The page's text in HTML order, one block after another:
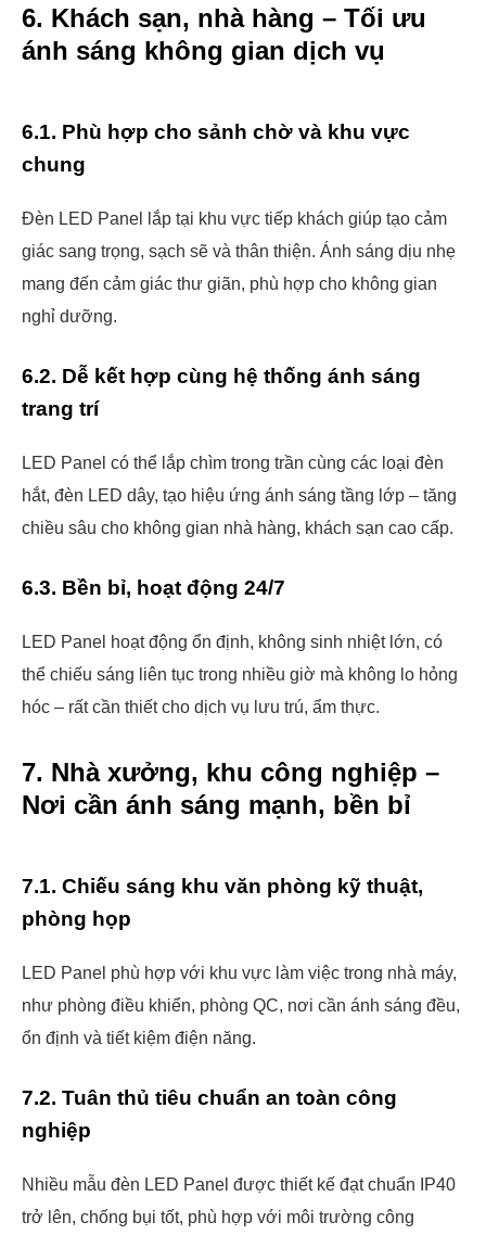
6. Khách sạn, nhà hàng – Tối ưu
ánh sáng không gian dịch vụ
6.1. Phù hợp cho sảnh chờ và khu vực
chung
Đèn LED Panel lắp tại khu vực tiếp khách giúp tạo cảm
giác sang trọng, sạch sẽ và thân thiện. Ánh sáng dịu nhẹ
mang đến cảm giác thư giãn, phù hợp cho không gian
nghỉ dưỡng.
6.2. Dễ kết hợp cùng hệ thống ánh sáng
trang trí
LED Panel có thể lắp chìm trong trần cùng các loại đèn
hắt, đèn LED dây, tạo hiệu ứng ánh sáng tầng lớp – tăng
chiều sâu cho không gian nhà hàng, khách sạn cao cấp.
6.3. Bền bỉ, hoạt động 24/7
LED Panel hoạt động ổn định, không sinh nhiệt lớn, có
thể chiếu sáng liên tục trong nhiều giờ mà không lo hỏng
hóc – rất cần thiết cho dịch vụ lưu trú, ẩm thực.
7. Nhà xưởng, khu công nghiệp –
Nơi cần ánh sáng mạnh, bền bỉ
7.1. Chiếu sáng khu văn phòng kỹ thuật,
phòng họp
LED Panel phù hợp với khu vực làm việc trong nhà máy,
như phòng điều khiển, phòng QC, nơi cần ánh sáng đều,
ổn định và tiết kiệm điện năng.
7.2. Tuân thủ tiêu chuẩn an toàn công
nghiệp
Nhiều mẫu đèn LED Panel được thiết kế đạt chuẩn IP40
trở lên, chống bụi tốt, phù hợp với môi trường công